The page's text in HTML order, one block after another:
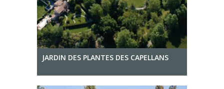
JARDIN DES PLANTES DES CAPELLANS